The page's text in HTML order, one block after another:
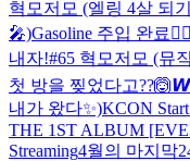
혁모저모 (엘링 4살 되
🎤)Gasoline 주입 완료❤️‍🔥
내자!#65 혁모저모 (뮤
첫 방을 찢었다고??🙆
내가 왔다✨)KCON
THE 1ST ALBUM
Streaming4월의 마지막2